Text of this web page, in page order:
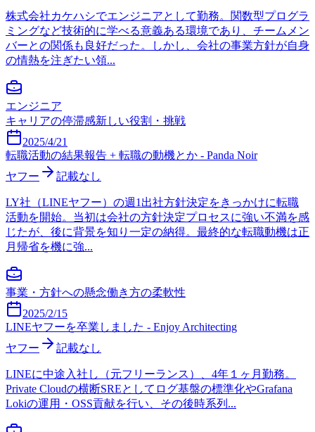
株式会社カケハシでエンジニアとして勤務。関数型プログラ
ミングなど技術的に学べる意義ある環境であり、チームメン
バーとの関係も良好だった。しかし、会社の事業方針が自身
の情熱を注ぎたい領...
エンジニア
キャリアの停滞感新しい役割・挑戦
2025/4/21
転職活動の結果報告 + 転職の動機とか - Panda Noir
ヤフー
記載なし
LY社（LINEヤフー）の週1出社方針決定をきっかけに転職
活動を開始。当初は会社の方針決定プロセスに強い不満を感
じたが、後に背景を知り一定の納得。最終的な転職動機は正
月帰省を機に強...
事業・方針への懸念働き方の柔軟性
2025/2/15
LINEヤフーを卒業しました - Enjoy Architecting
ヤフー
記載なし
LINEに中途入社し（元フリーランス）、4年１ヶ月勤務。
Private Cloudの横断SREとしてログ基盤の標準化やGrafana
Lokiの運用・OSS貢献を行い、その後時系列...